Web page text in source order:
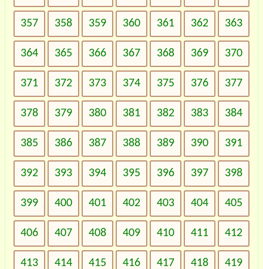
357 358 359 360 361 362 363
364 365 366 367 368 369 370
371 372 373 374 375 376 377
378 379 380 381 382 383 384
385 386 387 388 389 390 391
392 393 394 395 396 397 398
399 400 401 402 403 404 405
406 407 408 409 410 411 412
413 414 415 416 417 418 419